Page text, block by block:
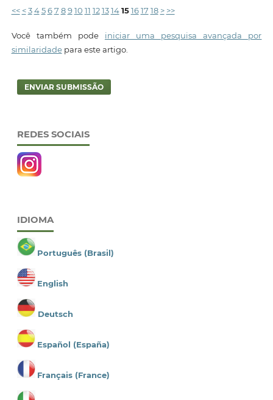
<< < 3 4 5 6 7 8 9 10 11 12 13 14 15 16 17 18 > >>
Você também pode iniciar uma pesquisa avançada por
similaridadepara este artigo.
ENVIAR SUBMISSÃO
REDES SOCIAIS
IDIOMA
Português (Brasil)
English
Deutsch
Español (España)
Français (France)